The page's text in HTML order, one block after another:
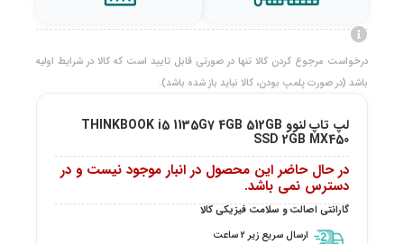
درخواست مرجوع کردن کالا تنها در صورتی قابل تایید است که کالا در شرایط اولیه
باشد (در صورت پلمپ بودن، کالا نباید باز شده باشد).
لپ تاپ لنوو THINKBOOK i5 1135G7 4GB 512GB
SSD 2GB MX450
در حال حاضر این محصول در انبار موجود نیست و در
دسترس نمی باشد.
گارانتی اصالت و سلامت فیزیکی کالا
ارسال سریع زیر 2 ساعت